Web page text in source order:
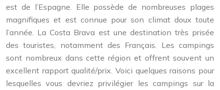
est de l’Espagne. Elle possède de nombreuses plages
magnifiques et est connue pour son climat doux toute
l’année. La Costa Brava est une destination très prisée
des touristes, notamment des Français. Les campings
sont nombreux dans cette région et offrent souvent un
excellent rapport qualité/prix. Voici quelques raisons pour
lesquelles vous devriez privilégier les campings sur la